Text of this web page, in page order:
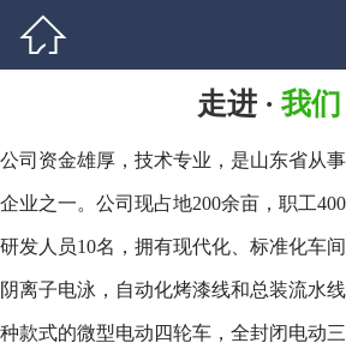
产品
精
星河
玲珑

走进 · 我们
公司资金雄厚，技术专业，是山东省从
企业之一。公司现占地200余亩，职工
研发人员10名，拥有现代化、标准化车
阴离子电泳，自动化烤漆线和总装流水
种款式的微型电动四轮车，全封闭电动